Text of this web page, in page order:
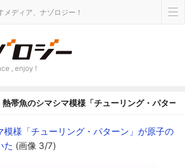
ディア、ナゾロジー！
, enjoy !
熱帯魚のシマシマ模様「チューリング・パター
模様「チューリング・パターン」が原子の
た (画像 3/7)